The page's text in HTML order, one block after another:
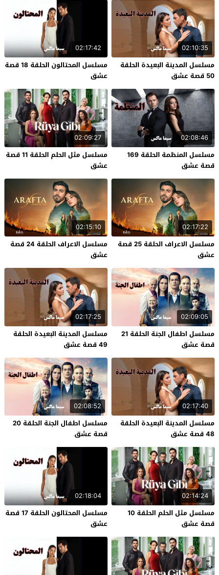
02:10:35
مسلسل المدينة البعيدة الحلقة
50 قصة عشق
02:17:42
مسلسل المحتالون الحلقة 18 قصة
عشق
02:08:46
مسلسل المنظمة الحلقة 169
قصة عشق
02:09:27
مسلسل مثل الحلم الحلقة 11 قصة
عشق
02:17:22
مسلسل الاعراف الحلقة 25 قصة
عشق
02:15:10
مسلسل الاعراف الحلقة 24 قصة
عشق
02:09:05
مسلسل اطفال الجنة الحلقة 21
قصة عشق
02:17:25
مسلسل المدينة البعيدة الحلقة
49 قصة عشق
02:17:40
مسلسل المدينة البعيدة الحلقة
48 قصة عشق
02:08:52
مسلسل اطفال الجنة الحلقة 20
قصة عشق
02:14:24
مسلسل مثل الحلم الحلقة 10
قصة عشق
02:18:04
مسلسل المحتالون الحلقة 17 قصة
عشق